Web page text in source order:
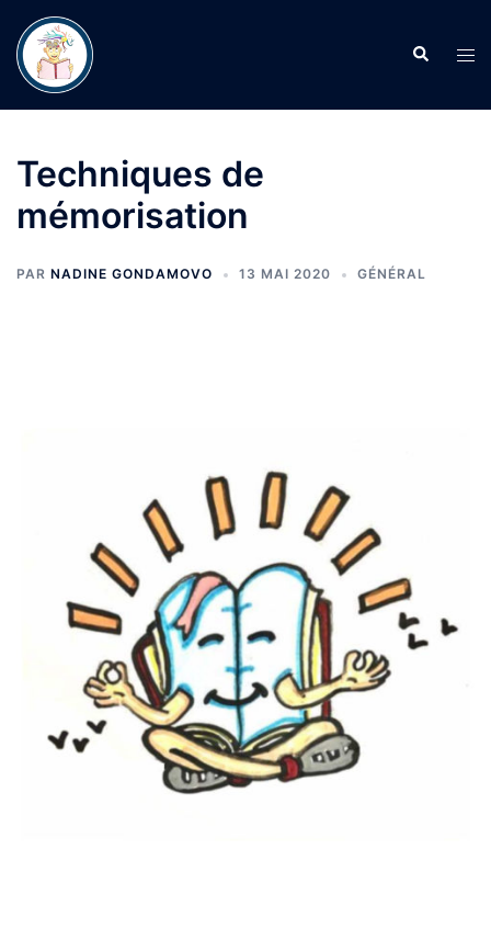
au
contenu
Techniques de
mémorisation
PAR NADINE GONDAMOVO 13 MAI 2020 GÉNÉRAL